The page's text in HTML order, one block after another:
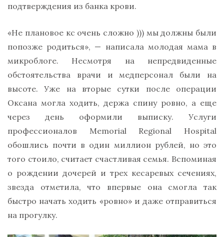
подтверждения из банка крови.
«Не плановое кс очень сложно ))) мы должны были
попозже родиться», — написала молодая мама в
микроблоге. Несмотря на непредвиденные
обстоятельства врачи и медперсонал были на
высоте. Уже на вторые сутки после операции
Оксана могла ходить, держа спину ровно, а еще
через день оформили выписку. Услуги
профессионалов Memorial Regional Hospital
обошлись почти в один миллион рублей, но это
того стоило, считает счастливая семья. Вспоминая
о рождении дочерей и трех кесаревых сечениях,
звезда отметила, что впервые она смогла так
быстро начать ходить «ровно» и даже отправиться
на прогулку.